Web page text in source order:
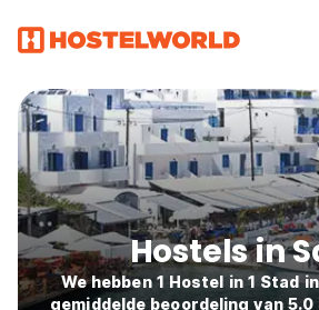
Hostels in
We hebben 1 Hostel in 1 Stad
gemiddelde beoordeling van 5.0